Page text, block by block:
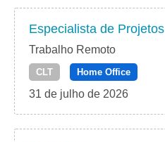
Especialista de Projetos
Trabalho Remoto
CLT Home Office
31 de julho de 2026